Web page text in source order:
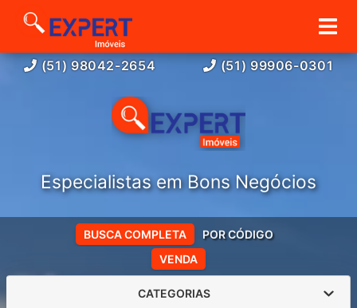
(51) 98042-2654 (51) 99906-0301
Especialistas em Bons Negócios
VENDA
BUSCA COMPLETA POR CÓDIGO
CATEGORIAS